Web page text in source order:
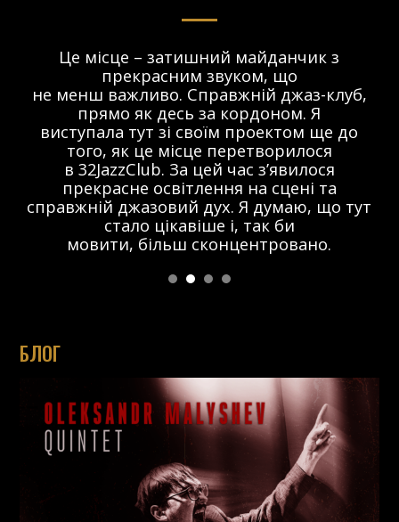
Це місце – затишний майданчик з
прекрасним звуком, що
не менш важливо. Справжній джаз-клуб,
прямо як десь за кордоном. Я
виступала тут зі своїм проектом ще до
того, як це місце перетворилося
в 32JazzClub. За цей час з’явилося
прекрасне освітлення на сцені та
справжній джазовий дух. Я думаю, що тут
стало цікавіше і, так би
мовити, більш сконцентровано.
БЛОГ